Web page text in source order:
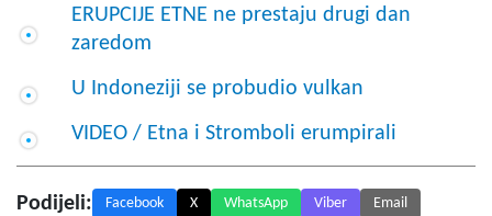
ERUPCIJE ETNE ne prestaju drugi dan
zaredom
U Indoneziji se probudio vulkan
VIDEO / Etna i Stromboli erumpirali
Podijeli: Facebook X WhatsApp Viber Email